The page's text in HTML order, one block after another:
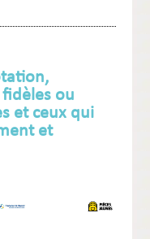
ou
et ceux qui
et